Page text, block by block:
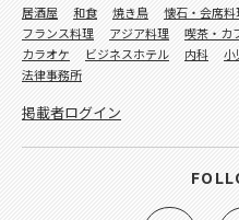
居酒屋 和食 焼き鳥 懐石・会席料
フランス料理
アジア料理 喫茶・カ
カラオケ
ビジネスホテル 内科 小
法律事務所
掲載者ログイン